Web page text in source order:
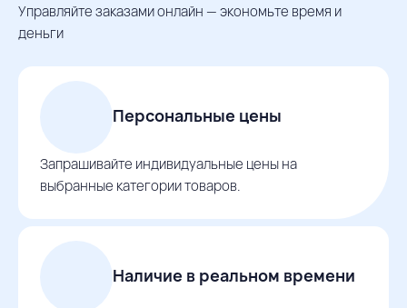
Управляйте заказами онлайн — экономьте время и
деньги
Персональные цены
Запрашивайте индивидуальные цены на
выбранные категории товаров.
Наличие в реальном времени